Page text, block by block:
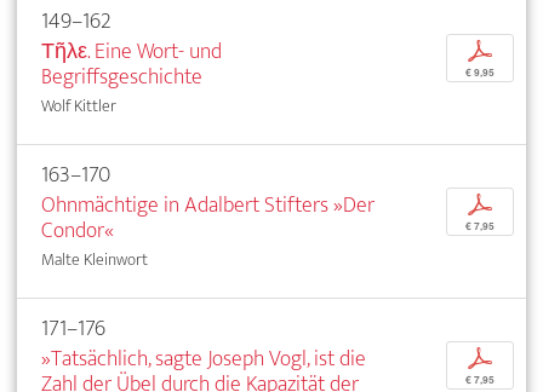
149–162
Τῆλε. Eine Wort- und
Begriffsgeschichte
Wolf Kittler
p
€ 9,95
163–170
Ohnmächtige in Adalbert Stifters »Der
Condor«
Malte Kleinwort
p
€ 7,95
171–176
»Tatsächlich, sagte Joseph Vogl, ist die
Zahl der Übel durch die Kapazität der
p
€ 7,95